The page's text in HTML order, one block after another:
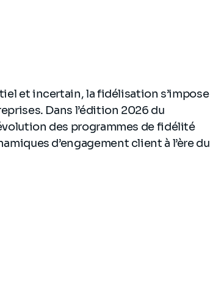
et incertain, la fidélisation s’impose
Dans l’édition 2026 du
des programmes de fidélité
d’engagement client à l’ère du